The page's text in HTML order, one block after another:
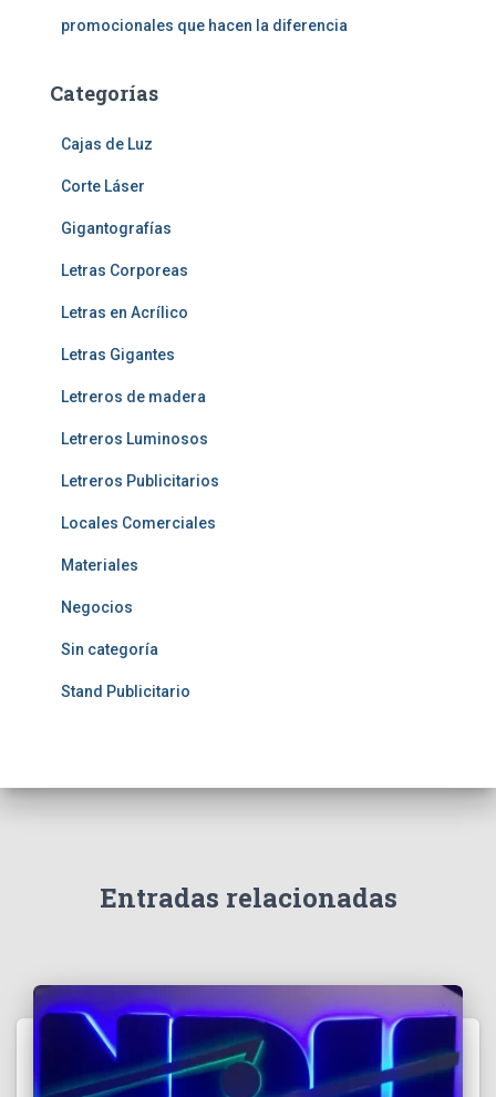
promocionales que hacen la diferencia
Categorías
Cajas de Luz
Corte Láser
Gigantografías
Letras Corporeas
Letras en Acrílico
Letras Gigantes
Letreros de madera
Letreros Luminosos
Letreros Publicitarios
Locales Comerciales
Materiales
Negocios
Sin categoría
Stand Publicitario
Entradas relacionadas